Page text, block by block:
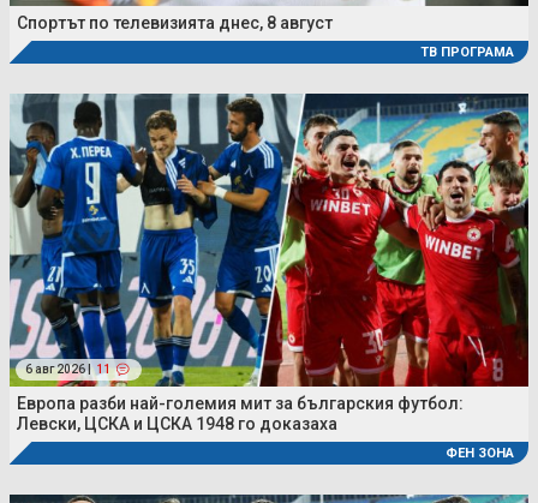
Спортът по телевизията днес, 8 август
ТВ ПРОГРАМА
6 авг 2026 | 11
Европа разби най-големия мит за българския футбол:
Левски, ЦСКА и ЦСКА 1948 го доказаха
ФЕН ЗОНА